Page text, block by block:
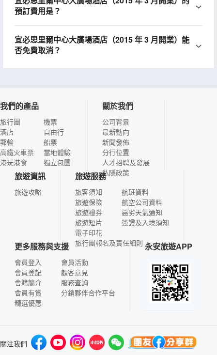
預訂費用是？
宜必思里爾中心大廣場酒店（2015 年 3 月開業）能
否免費取消？
我們的產品
旅行團
酒店
郵輪
高鐵火車票
港玩港食
機票
自由行
船票
當地體驗
獨立包團
關於我們
公司背景
最新動向
新聞發佈
分行位置
人才招聘及發展
私隱政策
旅遊資訊
旅遊攻略
旅遊服務
旅客須知
旅遊保險
旅遊禮券
旅遊短片
電子印花
航班資料
航空公司資料
惡劣天氣通知
簽證及入境須知
旅行團報名及責任細則
更多服務與支援
會員登入
會員登記
會籍簡介
會員有賞
精選優惠
會員活動
顧客意見
服務查詢
分銷夥伴合作平台
永安旅遊APP
關注我們